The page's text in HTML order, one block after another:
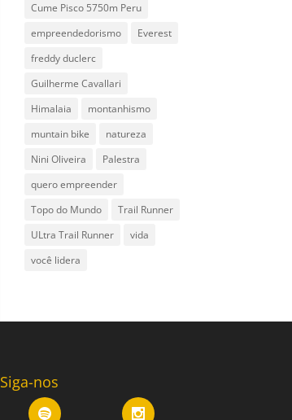
Cume Pisco 5750m Peru
empreendedorismo
Everest
freddy duclerc
Guilherme Cavallari
Himalaia
montanhismo
muntain bike
natureza
Nini Oliveira
Palestra
quero empreender
Topo do Mundo
Trail Runner
ULtra Trail Runner
vida
você lidera
Siga-nos